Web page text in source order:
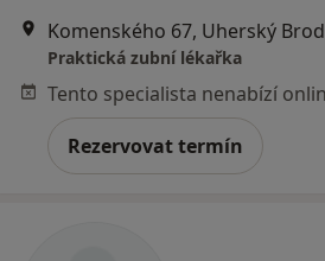
Komenského 67, Uherský Brod
Praktická zubní lékařka
Rezervovat termín